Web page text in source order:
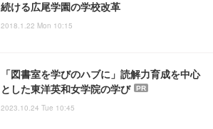
続ける広尾学園の学校改革
2018.1.22 Mon 10:15
「図書室を学びのハブに」読解力育成を中心
とした東洋英和女学院の学び
PR
2023.10.24 Tue 10:45